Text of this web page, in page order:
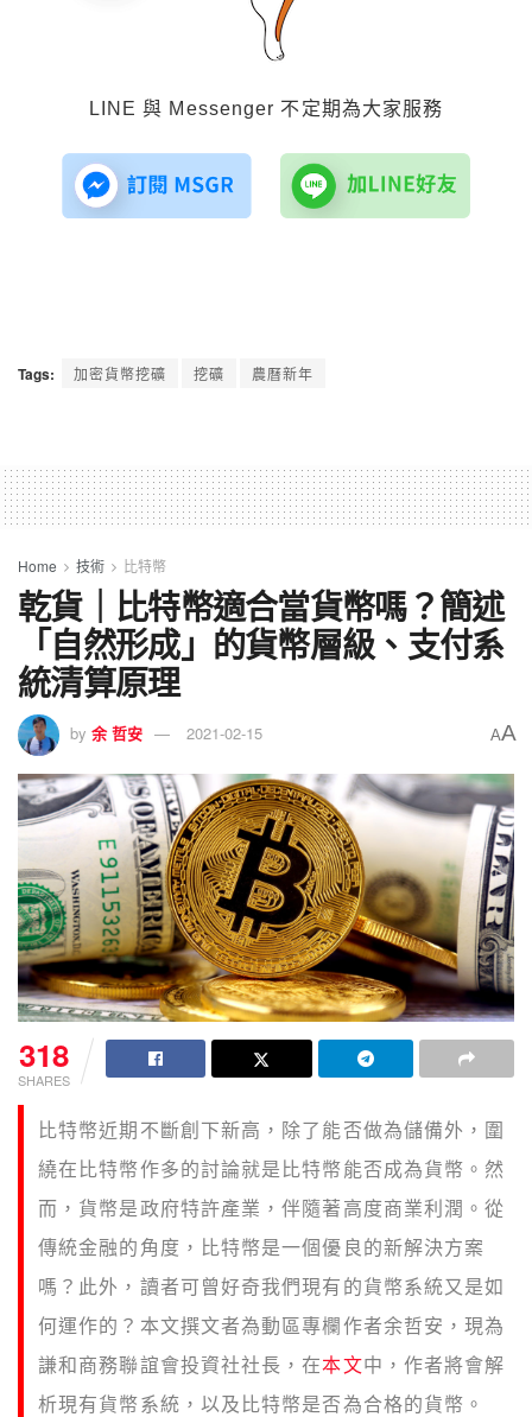
LINE 與 Messenger 不定期為大家服務
Tags: 加密貨幣挖礦 挖礦 農曆新年
Home 技術 比特幣
乾貨｜比特幣適合當貨幣嗎？簡述
「自然形成」的貨幣層級、支付系
統清算原理
by 余 哲安 2021-02-15 AA
318
SHARES
比特幣近期不斷創下新高，除了能否做為儲備外，圍
繞在比特幣作多的討論就是比特幣能否成為貨幣。然
而，貨幣是政府特許產業，伴隨著高度商業利潤。從
傳統金融的角度，比特幣是一個優良的新解決方案
嗎？此外，讀者可曾好奇我們現有的貨幣系統又是如
何運作的？本文撰文者為動區專欄作者余哲安，現為
謙和商務聯誼會投資社社長，在本文中，作者將會解
析現有貨幣系統，以及比特幣是否為合格的貨幣。